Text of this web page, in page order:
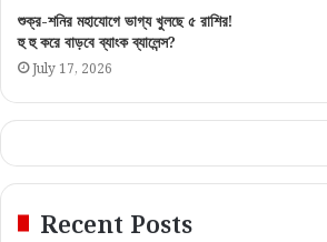
শুক্র-শনির মহাযোগে ভাগ্য খুলছে ৫ রাশির!
হু হু করে বাড়বে ব্যাংক ব্যালেন্স?
July 17, 2026
Recent Posts